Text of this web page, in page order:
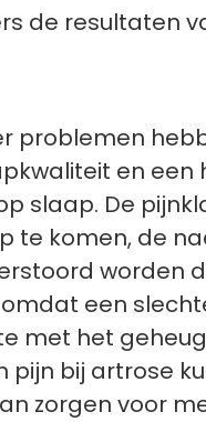
de resultaten
problemen
en een
slaap. De
te komen, de
worden
een
met het
pijn bij artrose
zorgen voor